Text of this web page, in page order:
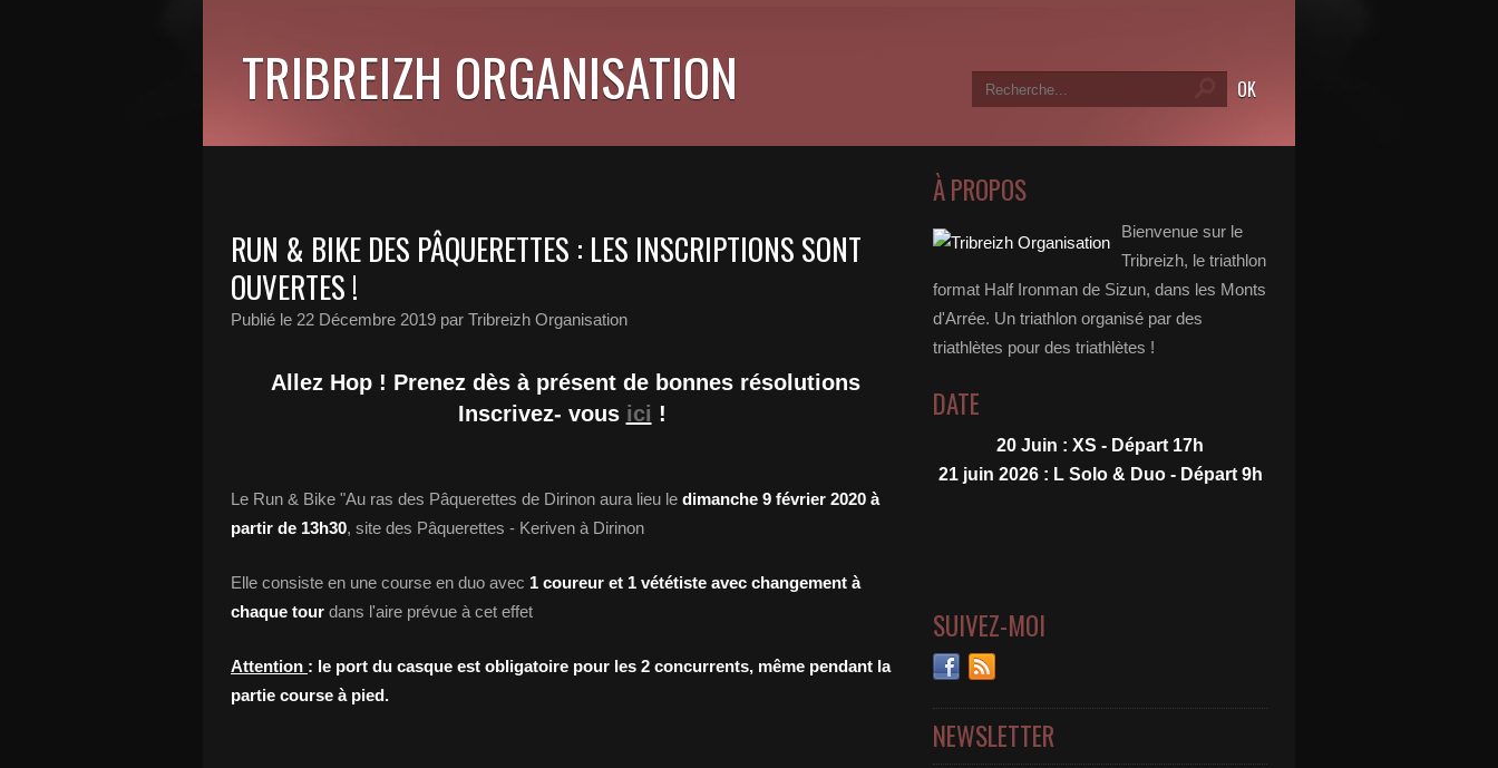
TRIBREIZH ORGANISATION
RUN & BIKE DES PÂQUERETTES : LES INSCRIPTIONS SONT
OUVERTES !
Publié le 22 Décembre 2019 par Tribreizh Organisation
Allez Hop ! Prenez dès à présent de bonnes résolutions
Inscrivez- vous ici !
Le Run & Bike "Au ras des Pâquerettes de Dirinon aura lieu le dimanche 9 février 2020 à
partir de 13h30, site des Pâquerettes - Keriven à Dirinon
Elle consiste en une course en duo avec 1 coureur et 1 vététiste avec changement à
chaque tour dans l'aire prévue à cet effet
Attention : le port du casque est obligatoire pour les 2 concurrents, même pendant la
partie course à pied.
À PROPOS
Bienvenue sur le
Tribreizh, le triathlon
format Half Ironman de Sizun, dans les Monts
d'Arrée. Un triathlon organisé par des
triathlètes pour des triathlètes !
DATE
20 Juin : XS - Départ 17h
21 juin 2026 : L Solo & Duo - Départ 9h
SUIVEZ-MOI
NEWSLETTER